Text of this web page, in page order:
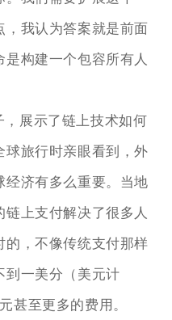
，我认为答案就是前面
构建一个包容所有人
展示了链上技术如何
球旅行时亲眼看到，外
经济有多么重要。当地
上支付解决了很多人
的，不像传统支付那样
到一美分（美元计
甚至更多的费用。